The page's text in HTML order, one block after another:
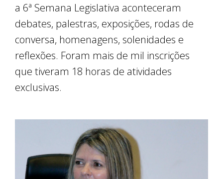
a 6ª Semana Legislativa aconteceram
debates, palestras, exposições, rodas de
conversa, homenagens, solenidades e
reflexões. Foram mais de mil inscrições
que tiveram 18 horas de atividades
exclusivas.